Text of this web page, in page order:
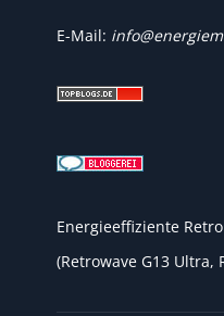
E-Mail:
Energieeffiziente
(Retrowave G13 Ultra,